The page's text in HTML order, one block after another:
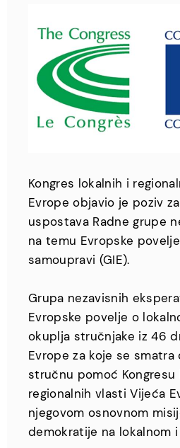
Kongres lokalnih i
Evrope objavio je poziv
uspostava Radne grupe
na temu Evropske
samoupravi (GIE).
Grupa nezavisnih
Evropske povelje o
okuplja stručnjake iz 46
Evrope za koje se
stručnu pomoć Kongresu
regionalnih vlasti Vijeća
njegovom osnovnom
demokratije na lokalnom